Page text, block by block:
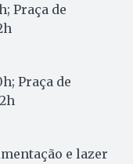
Praça de
Praça de
e lazer